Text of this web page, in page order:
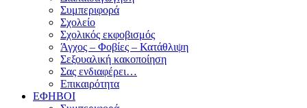
Συμπεριφορά
Σχολείο
Σχολικός εκφοβισμός
Άγχος – Φοβίες – Κατάθλιψη
Σεξουαλική κακοποίηση
Σας ενδιαφέρει…
Επικαιρότητα
ΕΦΗΒΟΙ